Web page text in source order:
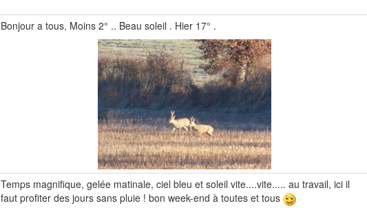
Bonjour a tous, Moins 2° .. Beau soleil . Hier 17° .
Temps magnifique, gelée matinale, ciel bleu et soleil vite....vite..... au travail, ici il
faut profiter des jours sans pluie ! bon week-end à toutes et tous